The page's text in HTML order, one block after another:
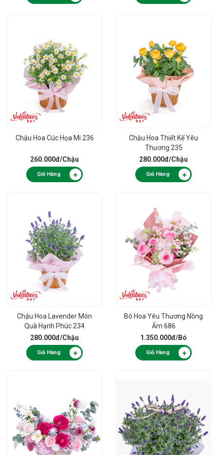
Chậu Hoa Cúc Họa Mi 236
260.000đ/Chậu
Giỏ Hàng
Chậu Hoa Thiết Kế Yêu
Thương 235
280.000đ/Chậu
Giỏ Hàng
Chậu Hoa Lavender Món
Quà Hạnh Phúc 234
280.000đ/Chậu
Giỏ Hàng
Bó Hoa Yêu Thương Nồng
Ấm 686
1.350.000đ/Bó
Giỏ Hàng